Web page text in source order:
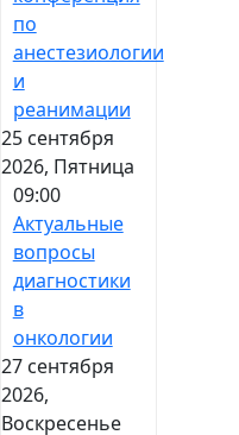
по
анестезиологии
и
реанимации
25 сентября
2026, Пятница
09:00
Актуальные
вопросы
диагностики
в
онкологии
27 сентября
2026,
Воскресенье